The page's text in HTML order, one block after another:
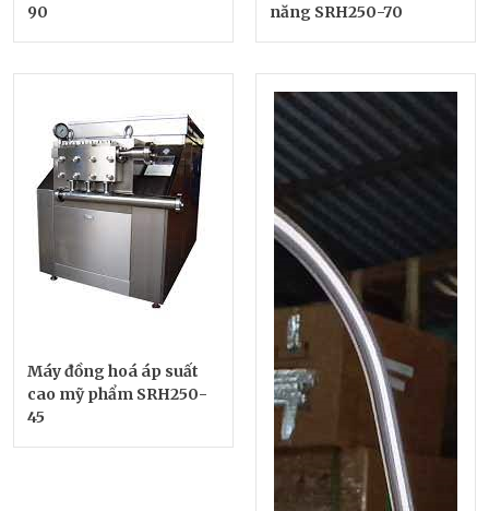
90
năng SRH250-70
Máy đồng hoá áp suất
cao mỹ phẩm SRH250-
45